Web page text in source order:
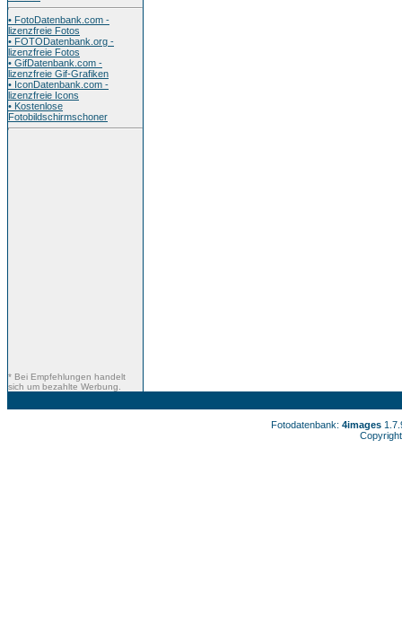
• FotoDatenbank.com -
lizenzfreie Fotos
• FOTODatenbank.org -
lizenzfreie Fotos
• GifDatenbank.com -
lizenzfreie Gif-Grafiken
• IconDatenbank.com -
lizenzfreie Icons
• Kostenlose
Fotobildschirmschoner
* Bei Empfehlungen handelt
sich um bezahlte Werbung.
Fotodatenbank: 4images